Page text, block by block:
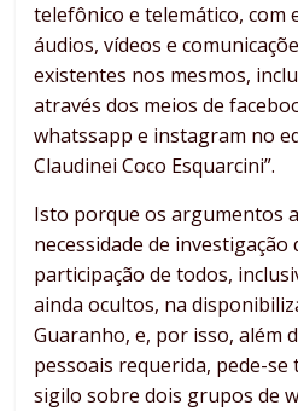
telefônico e telemático, com
áudios, vídeos e
existentes nos mesmos,
através dos meios de
whatssapp e instagram no
Claudinei Coco Esquarcini”.
Isto porque os argumentos
necessidade de investigação
participação de todos,
ainda ocultos, na
Guaranho, e, por isso, além
pessoais requerida, pede-se
sigilo sobre dois grupos de